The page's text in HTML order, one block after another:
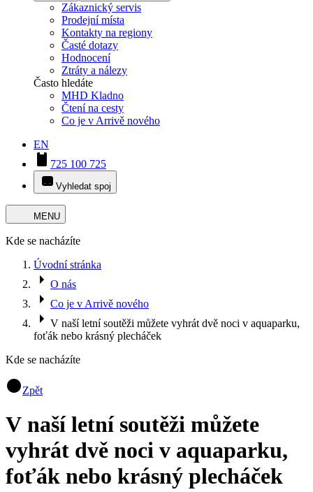
Zákaznický servis
Prodejní místa
Kontakty na regiony
Časté dotazy
Hodnocení
Ztráty a nálezy
Často hledáte
MHD Kladno
Čtení na cesty
Co je v Arrivě nového
EN
725 100 725
Vyhledat spoj
MENU
Kde se nacházíte
Úvodní stránka
O nás
Co je v Arrivě nového
V naší letní soutěži můžete vyhrát dvě noci v aquaparku,
foťák nebo krásný plecháček
Kde se nacházíte
Zpět
V naší letní soutěži můžete
vyhrát dvě noci v aquaparku,
foťák nebo krásný plecháček